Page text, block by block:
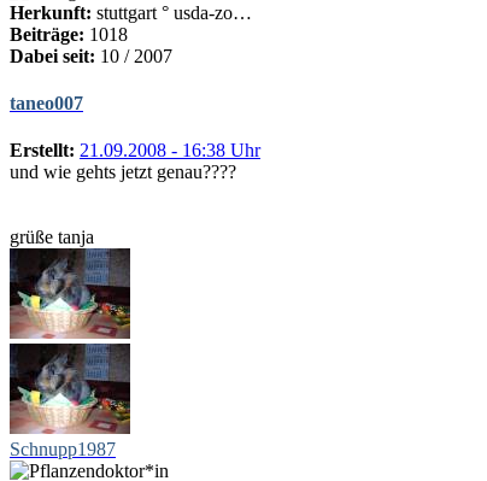
Herkunft: stuttgart ° usda-zo…
Beiträge: 1018
Dabei seit: 10 / 2007
taneo007
Erstellt: 21.09.2008 - 16:38 Uhr
und wie gehts jetzt genau????
grüße tanja
Schnupp1987